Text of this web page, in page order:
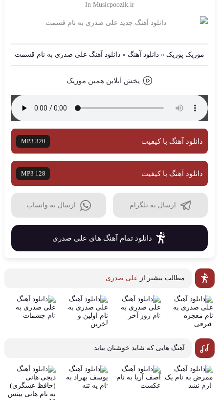
In Musicpoozik.ir
موزیک پوزیک » دانلود آهنگ » دانلود آهنگ علی صدری به نام قسمت
پخش آنلاین همین موزیک
دانلود آهنگ با کیفیت MP3 320
دانلود آهنگ با کیفیت MP3 128
ارسال به تلگرام ارسال به واتساپ
دانلود تمام آهنگ های علی صدری
مطالب بیشتر از علی صدری
آهنگ هایی که شاید خوشتان بیاید